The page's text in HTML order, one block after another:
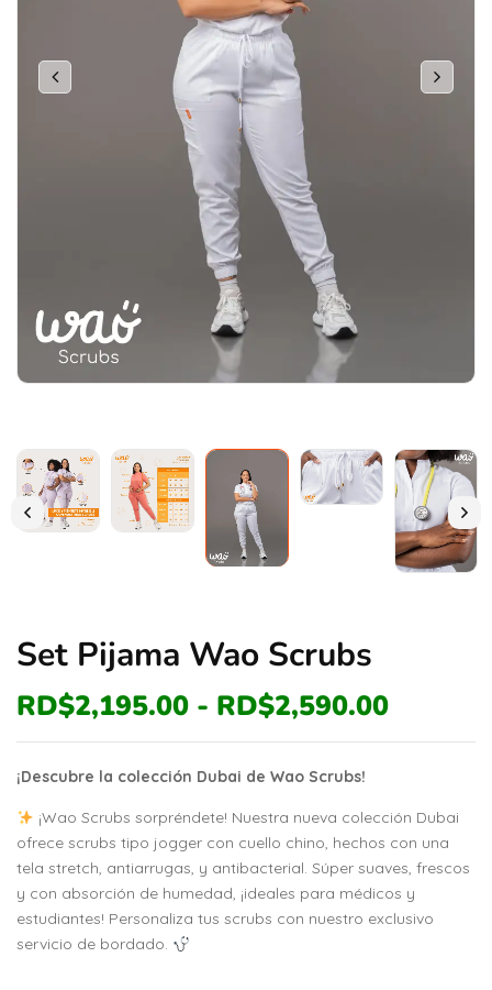
Set Pijama Wao Scrubs
RD$2,195.00 - RD$2,590.00
¡Descubre la colección Dubai de Wao Scrubs!
¡Wao Scrubs sorpréndete! Nuestra nueva colección Dubai
ofrece scrubs tipo jogger con cuello chino, hechos con una
tela stretch, antiarrugas, y antibacterial. Súper suaves, frescos
y con absorción de humedad, ¡ideales para médicos y
estudiantes! Personaliza tus scrubs con nuestro exclusivo
servicio de bordado.